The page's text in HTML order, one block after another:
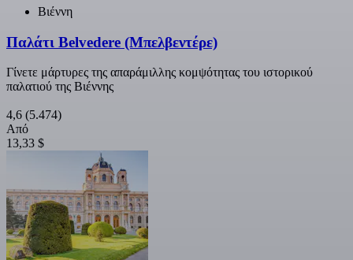
Βιέννη
Παλάτι Belvedere (Μπελβεντέρε)
Γίνετε μάρτυρες της απαράμιλλης κομψότητας του ιστορικού
παλατιού της Βιέννης
4,6 (5.474)
Από
13,33 $